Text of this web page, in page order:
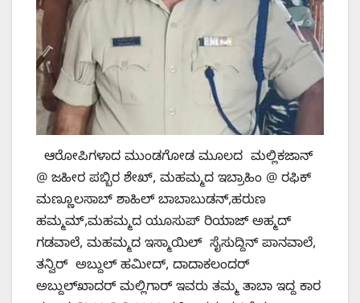
ಆರೋಪಿಗಳಾದ ಮುಂಡಗೋಡ ಮೂಲದ ಮಲ್ಲಿಕಜಾನ್
@ ಜಹೀರ ಪಬ್ಬಿರ ಶೇಖ್, ಮಹಮ್ಮದ ಇಬ್ರಾಹಿಂ @ ರಫಿಕ್
ಮಣ್ಣೂಲಸಾಬ್ ಶಾಹಿಲ್ ಬಾಬಾಬುಡನ್,ಹರುಣ
ಹಮ್ಮಮ್,ಮಹಮ್ಮದ ಯೂಸುಪ್ ರಿಯಾಜ್ ಅಹ್ಮದ್
ಗಡವಾಲೆ, ಮಹಮ್ಮದ ಇಸ್ಮಾಯಿಲ್ ಸೈಸುದ್ದಿನ್ ಪಾನವಾಲೆ,
ತನ್ವಿರ್ ಅಬ್ದುಲ್ ಹಮೀದ್, ದಾದಾಕಲಂದರ್
ಅಬ್ದುಲ್‌ಖಾದರ್ ಮಲ್ಲಿಗಾರ್ ಇವರು ತಮ್ಮ ತಾಬಾ ಇದ್ದ ಕಾರ